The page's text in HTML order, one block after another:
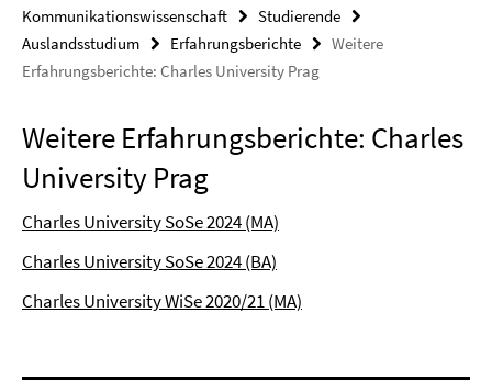
Kommunikationswissenschaft
Studierende
Auslandsstudium
Erfahrungsberichte
Weitere
Erfahrungsberichte: Charles University Prag
Weitere Erfahrungsberichte: Charles
University Prag
Charles University SoSe 2024 (MA)
Charles University SoSe 2024 (BA)
Charles University WiSe 2020/21 (MA)